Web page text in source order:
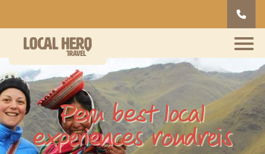
Peru best local
experiences rondreis